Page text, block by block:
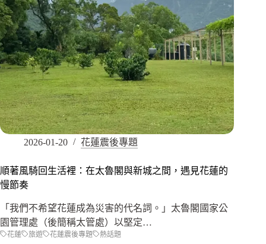
2026-01-20 花蓮震後專題
順著風騎回生活裡：在太魯閣與新城之間，遇見花蓮的
慢節奏
「我們不希望花蓮成為災害的代名詞。」太魯閣國家公
園管理處（後簡稱太管處）以堅定…
花蓮 旅遊 花蓮震後專題 熱話題